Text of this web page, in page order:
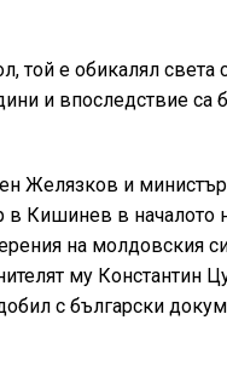
той е обикалял света
и впоследствие са
Желязков и
в Кишинев в началото
на молдовския
му Константин
с български